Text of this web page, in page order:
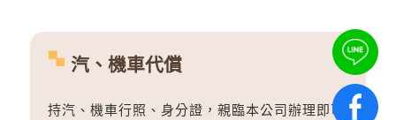
汽、機車代償
持汽、機車行照、身分證，親臨本公司辦理即可